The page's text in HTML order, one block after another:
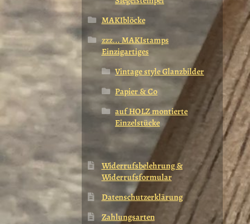
MAKIblöcke
zzz... MAKIstamps
Einzigartiges
Vintage style Glanzbilder
Papier & Co
auf HOLZ montierte
Einzelstücke
Widerrufsbelehrung &
Widerrufsformular
Datenschutzerklärung
Zahlungsarten